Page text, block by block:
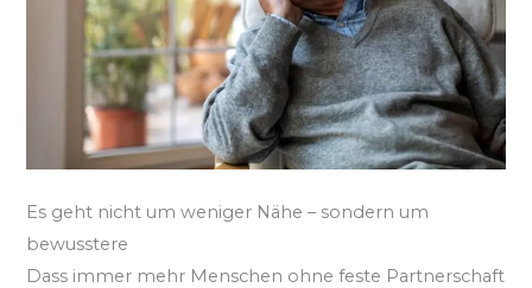
Es geht nicht um weniger Nähe – sondern um
bewusstere
Dass immer mehr Menschen ohne feste Partnerschaft